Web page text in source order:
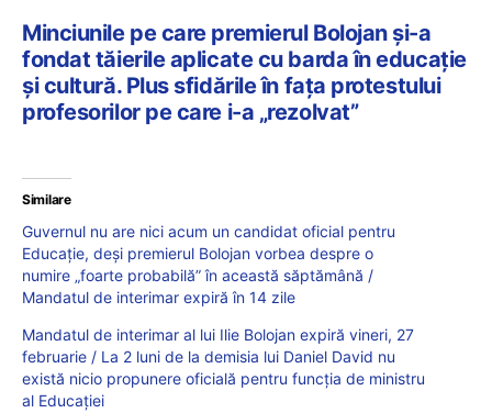
Minciunile pe care premierul Bolojan și-a
fondat tăierile aplicate cu barda în educație
și cultură. Plus sfidările în fața protestului
profesorilor pe care i-a „rezolvat”
Similare
Guvernul nu are nici acum un candidat oficial pentru
Educație, deși premierul Bolojan vorbea despre o
numire „foarte probabilă” în această săptămână /
Mandatul de interimar expiră în 14 zile
Mandatul de interimar al lui Ilie Bolojan expiră vineri, 27
februarie / La 2 luni de la demisia lui Daniel David nu
există nicio propunere oficială pentru funcția de ministru
al Educației